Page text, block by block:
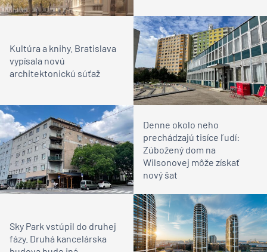
Kultúra a knihy. Bratislava
vypísala novú
architektonickú súťaž
Denne okolo neho
prechádzajú tisíce ľudí:
Zúbožený dom na
Wilsonovej môže získať
nový šat
Sky Park vstúpil do druhej
fázy. Druhá kancelárska